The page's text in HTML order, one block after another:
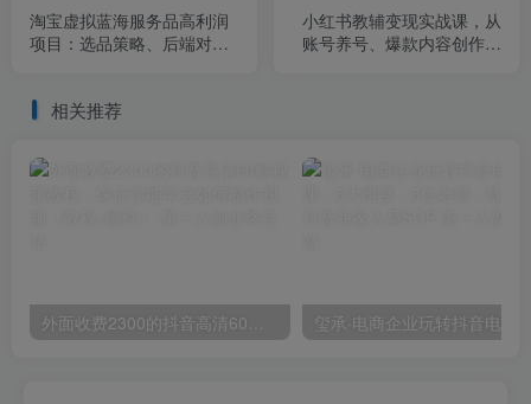
淘宝虚拟蓝海服务品高利润
项目：选品策略、后端对
小红书教辅变现实战课，从
账号养号、爆款内容创作到
相关推荐